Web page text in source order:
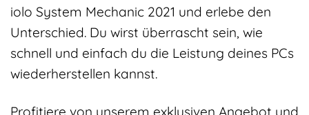
iolo System Mechanic 2021 und erlebe den
Unterschied. Du wirst überrascht sein, wie
schnell und einfach du die Leistung deines PCs
wiederherstellen kannst.
Profitiere von unserem exklusiven Angebot und